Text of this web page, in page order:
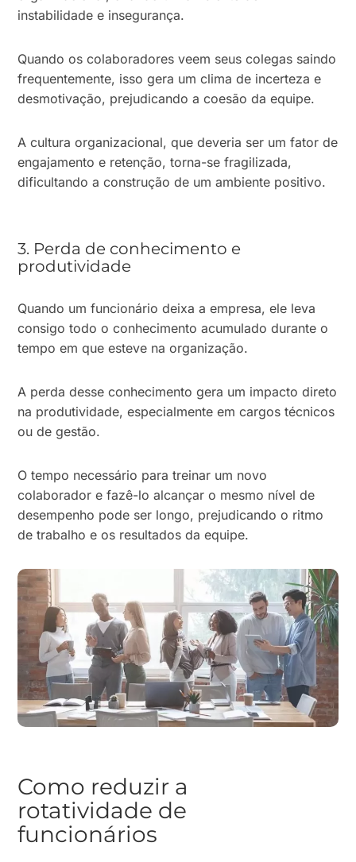
instabilidade e insegurança.
Quando os colaboradores veem seus colegas saindo
frequentemente, isso gera um clima de incerteza e
desmotivação, prejudicando a coesão da equipe.
A cultura organizacional, que deveria ser um fator de
engajamento e retenção, torna-se fragilizada,
dificultando a construção de um ambiente positivo.
3. Perda de conhecimento e
produtividade
Quando um funcionário deixa a empresa, ele leva
consigo todo o conhecimento acumulado durante o
tempo em que esteve na organização.
A perda desse conhecimento gera um impacto direto
na produtividade, especialmente em cargos técnicos
ou de gestão.
O tempo necessário para treinar um novo
colaborador e fazê-lo alcançar o mesmo nível de
desempenho pode ser longo, prejudicando o ritmo
de trabalho e os resultados da equipe.
Como reduzir a
rotatividade de
funcionários